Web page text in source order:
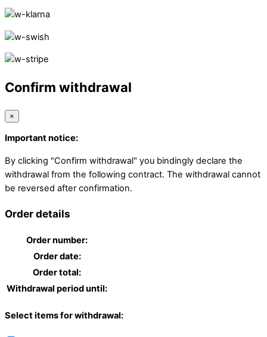
Confirm withdrawal
×
Important notice:
By clicking "Confirm withdrawal" you bindingly declare the
withdrawal from the following contract. The withdrawal cannot
be reversed after confirmation.
Order details
Order number:
Order date:
Order total:
Withdrawal period until:
Select items for withdrawal: